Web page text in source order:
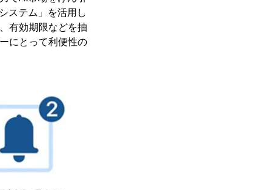
ステム」を活用し
有効期限などを抽
にとって利便性の